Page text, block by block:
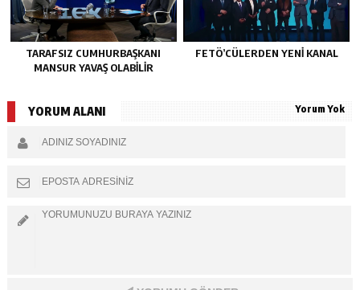
TARAFSIZ CUMHURBAŞKANI
MANSUR YAVAŞ OLABİLİR
FETÖ’CÜLERDEN YENI KANAL
YORUM ALANI Yorum Yok